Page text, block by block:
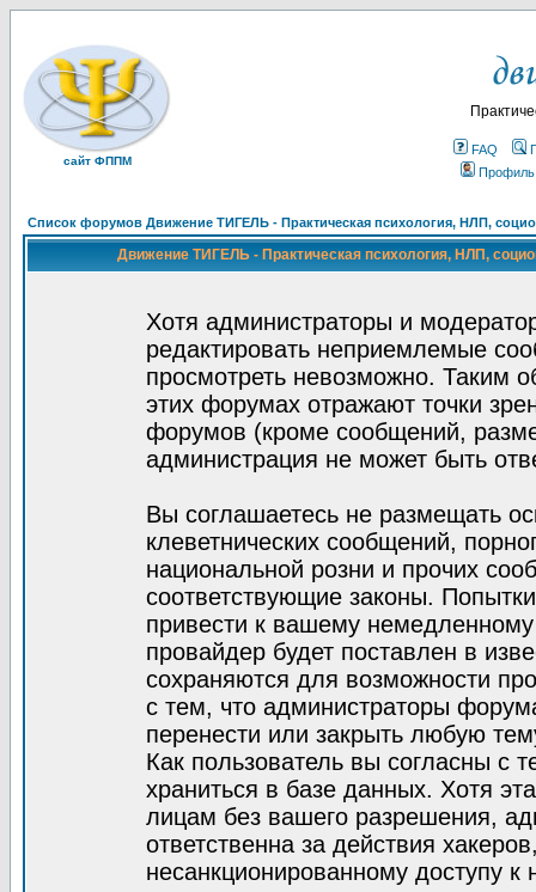
сайт ФППМ
FAQ
Профиль
Список форумов Движение ТИГЕЛЬ - Практическая психология, НЛП,
Движение ТИГЕЛЬ - Практическая психология, НЛП,
Хотя администраторы и
редактировать неприемлемые
просмотреть невозможно. Таким
этих форумах отражают точки
форумов (кроме сообщений,
администрация не может быть
Вы соглашаетесь не размещать
клеветнических сообщений,
национальной розни и прочих
соответствующие законы.
привести к вашему
провайдер будет поставлен в
сохраняются для возможности
с тем, что администраторы
перенести или закрыть любую
Как пользователь вы согласны с
храниться в базе данных. Хотя
лицам без вашего разрешения,
ответственна за действия
несанкционированному доступу к